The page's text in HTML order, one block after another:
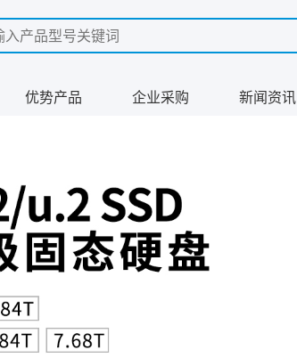
优势产品 企业采购 新闻资讯